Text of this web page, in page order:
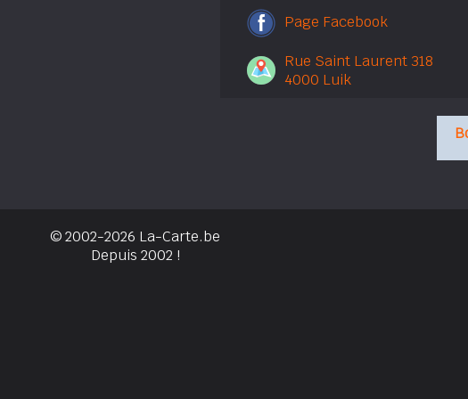
Page Facebook
Rue Saint Laurent 318
4000 Luik
© 2002-2026 La-Carte.be
Depuis 2002 !